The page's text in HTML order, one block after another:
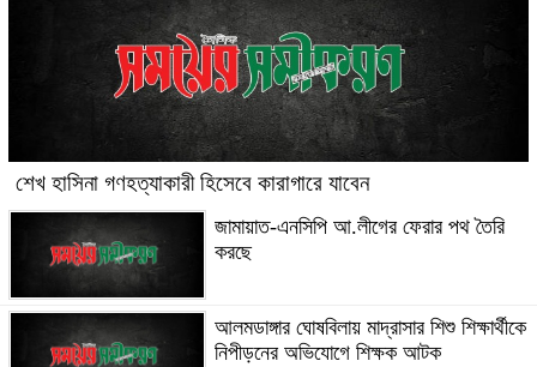
শেখ হাসিনা গণহত্যাকারী হিসেবে কারাগারে যাবেন
জামায়াত-এনসিপি আ.লীগের ফেরার পথ তৈরি
করছে
আলমডাঙ্গার ঘোষবিলায় মাদ্রাসার শিশু শিক্ষার্থীকে
নিপীড়নের অভিযোগে শিক্ষক আটক